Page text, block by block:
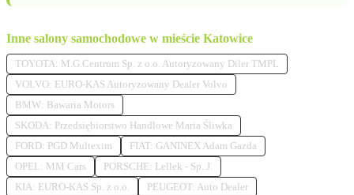
Inne salony samochodowe w mieście Katowice
TOYOTA: M.G.Centrum Sp. z o.o. Autoryzowany Diler TMPL
VOLVO: EURO-KAS Autoryzowany Dealer Volvo
BMW: Bawaria Motors
SKODA: Przedsiębiorstwo Handlowe Maria Śliwka
FORD: PGD Multexim
FIAT: GANINEX Adam Gazda
OPEL: MM Cars
PORSCHE: Lellek - Sp. J.
KIA: EURO-KAS Sp. z o.o.
PEUGEOT: Auto Dealer